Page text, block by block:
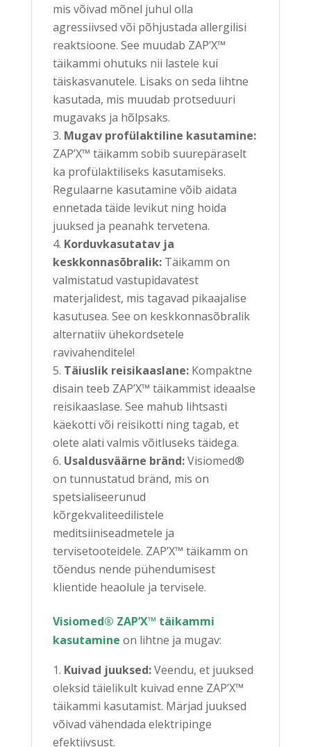
mis võivad mõnel juhul olla
agressiivsed või põhjustada allergilisi
reaktsioone. See muudab ZAP’X™
täikammi ohutuks nii lastele kui
täiskasvanutele. Lisaks on seda lihtne
kasutada, mis muudab protseduuri
mugavaks ja hõlpsaks.
Mugav profülaktiline kasutamine:
ZAP’X™ täikamm sobib suurepäraselt
ka profülaktiliseks kasutamiseks.
Regulaarne kasutamine võib aidata
ennetada täide levikut ning hoida
juuksed ja peanahk tervetena.
Korduvkasutatav ja
keskkonnasõbralik:Täikamm on
valmistatud vastupidavatest
materjalidest, mis tagavad pikaajalise
kasutusea. See on keskkonnasõbralik
alternatiiv ühekordsetele
ravivahenditele!
Täiuslik reisikaaslane:Kompaktne
disain teeb ZAP’X™ täikammist ideaalse
reisikaaslase. See mahub lihtsasti
käekotti või reisikotti ning tagab, et
olete alati valmis võitluseks täidega.
Usaldusväärne bränd:Visiomed®
on tunnustatud bränd, mis on
spetsialiseerunud
kõrgekvaliteedilistele
meditsiiniseadmetele ja
tervisetooteidele. ZAP’X™ täikamm on
tõendus nende pühendumisest
klientide heaolule ja tervisele.
Visiomed® ZAP’X™ täikammi
kasutamine on lihtne ja mugav:
Kuivad juuksed:Veendu, et juuksed
oleksid täielikult kuivad enne ZAP’X™
täikammi kasutamist. Märjad juuksed
võivad vähendada elektripinge
efektiivsust.